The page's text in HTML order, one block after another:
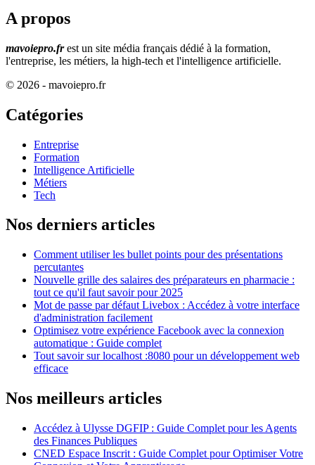
A propos
mavoiepro.frest un site média français dédié à la formation,
l'entreprise, les métiers, la high-tech et l'intelligence artificielle.
© 2026 - mavoiepro.fr
Catégories
Entreprise
Formation
Intelligence Artificielle
Métiers
Tech
Nos derniers articles
Comment utiliser les bullet points pour des présentations
percutantes
Nouvelle grille des salaires des préparateurs en pharmacie :
tout ce qu'il faut savoir pour 2025
Mot de passe par défaut Livebox : Accédez à votre interface
d'administration facilement
Optimisez votre expérience Facebook avec la connexion
automatique : Guide complet
Tout savoir sur localhost :8080 pour un développement web
efficace
Nos meilleurs articles
Accédez à Ulysse DGFIP : Guide Complet pour les Agents
des Finances Publiques
CNED Espace Inscrit : Guide Complet pour Optimiser Votre